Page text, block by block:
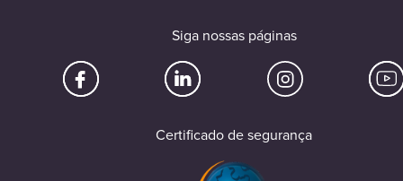
Siga nossas páginas
Certificado de segurança